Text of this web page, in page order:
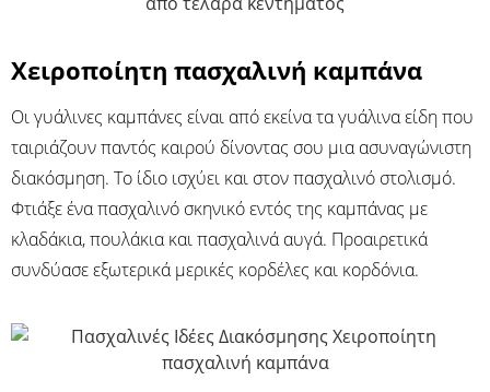
Χειροποίητη πασχαλινή καμπάνα
Οι γυάλινες καμπάνες είναι από εκείνα τα γυάλινα είδη που
ταιριάζουν παντός καιρού δίνοντας σου μια ασυναγώνιστη
διακόσμηση. Το ίδιο ισχύει και στον πασχαλινό στολισμό.
Φτιάξε ένα πασχαλινό σκηνικό εντός της καμπάνας με
κλαδάκια, πουλάκια και πασχαλινά αυγά. Προαιρετικά
συνδύασε εξωτερικά μερικές κορδέλες και κορδόνια.